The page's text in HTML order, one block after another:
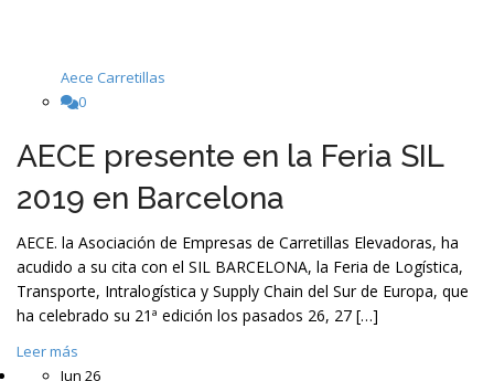
Aece Carretillas
0
AECE presente en la Feria SIL
2019 en Barcelona
AECE. la Asociación de Empresas de Carretillas Elevadoras, ha
acudido a su cita con el SIL BARCELONA, la Feria de Logística,
Transporte, Intralogística y Supply Chain del Sur de Europa, que
ha celebrado su 21ª edición los pasados 26, 27 […]
Leer más
Jun 26